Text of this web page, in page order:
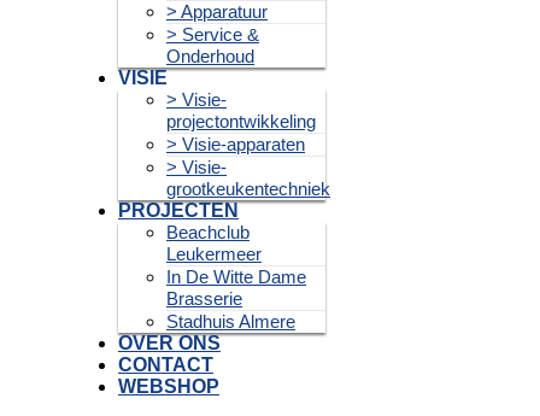
> Apparatuur
> Service &
Onderhoud
VISIE
> Visie-
projectontwikkeling
> Visie-apparaten
> Visie-
grootkeukentechniek
PROJECTEN
Beachclub
Leukermeer
In De Witte Dame
Brasserie
Stadhuis Almere
OVER ONS
CONTACT
WEBSHOP